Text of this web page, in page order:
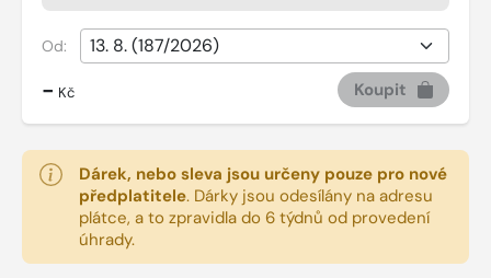
Od:
- Kč Koupit
Dárek, nebo sleva jsou určeny pouze pro nové
předplatitele. Dárky jsou odesílány na adresu
plátce, a to zpravidla do 6 týdnů od provedení
úhrady.